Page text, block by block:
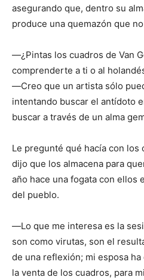
asegurando que, dentro su
produce una quemazón que
―¿Pintas los cuadros de Van
comprenderte a ti o al
―Creo que un artista sólo
intentando buscar el antídoto
buscar a través de un alma
Le pregunté qué hacía con los
dijo que los almacena para
año hace una fogata con ellos
del pueblo.
―Lo que me interesa es la
son como virutas, son el
de una reflexión; mi esposa
la venta de los cuadros, para